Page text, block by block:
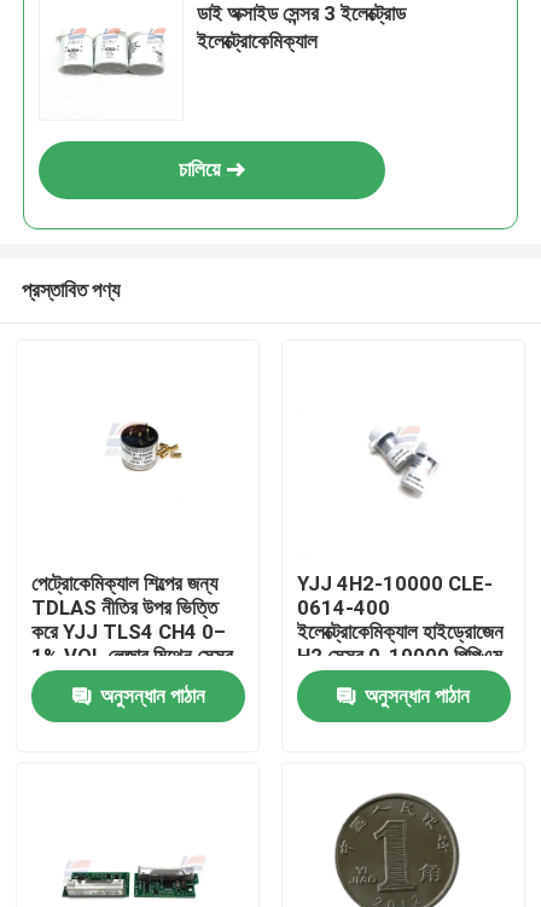
ভিআর শো
ডাই অক্সাইড সেন্সর 3 ইলেক্ট্রোড
ইলেক্ট্রোকেমিক্যাল
চালিয়ে
প্রস্তাবিত পণ্য
পেট্রোকেমিক্যাল শিল্পের জন্য
TDLAS নীতির উপর ভিত্তি
করে YJJ TLS4 CH4 0–
1% VOL লেজার মিথেন সেন্সর
অনুসন্ধান পাঠান
YJJ 4H2-10000 CLE-
0614-400
ইলেক্ট্রোকেমিক্যাল হাইড্রোজেন
H2 সেন্সর 0-10000 পিপিএম
অনুসন্ধান পাঠান